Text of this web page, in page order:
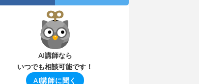
AI講師なら
いつでも相談可能です！
AI講師に聞く